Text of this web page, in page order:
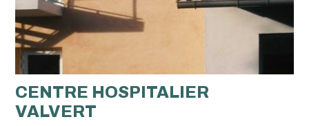
CENTRE HOSPITALIER
VALVERT